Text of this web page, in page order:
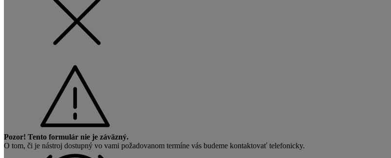
Pozor! Tento formulár nie je záväzný.
O tom, či je nástroj dostupný vo vami požadovanom termíne vás budeme kontaktovať telefonicky.